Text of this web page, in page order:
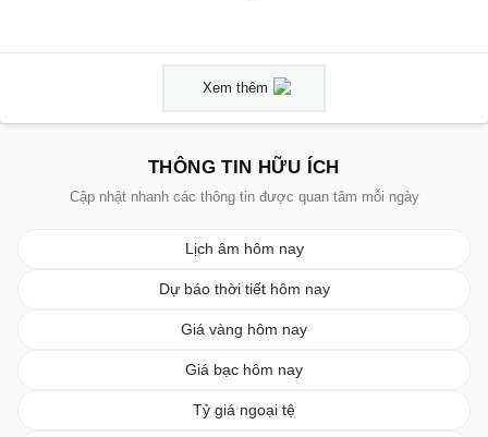
Xem thêm
THÔNG TIN HỮU ÍCH
Cập nhật nhanh các thông tin được quan tâm mỗi ngày
Lịch âm hôm nay
Dự báo thời tiết hôm nay
Giá vàng hôm nay
Giá bạc hôm nay
Tỷ giá ngoại tệ